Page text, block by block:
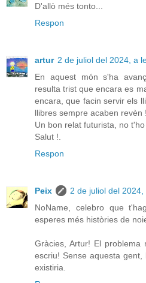
D'allò més tonto...
Respon
artur 2 de juliol del 2024, a
En aquest món s'ha
resulta trist que encara es
encara, que facin servir els
llibres sempre acaben revèn
Un bon relat futurista, no
Salut !.
Respon
Peix
2 de juliol del 2024,
NoName, celebro que
esperes més històries de
Gràcies, Artur! El
escriu! Sense aquesta
existiria.